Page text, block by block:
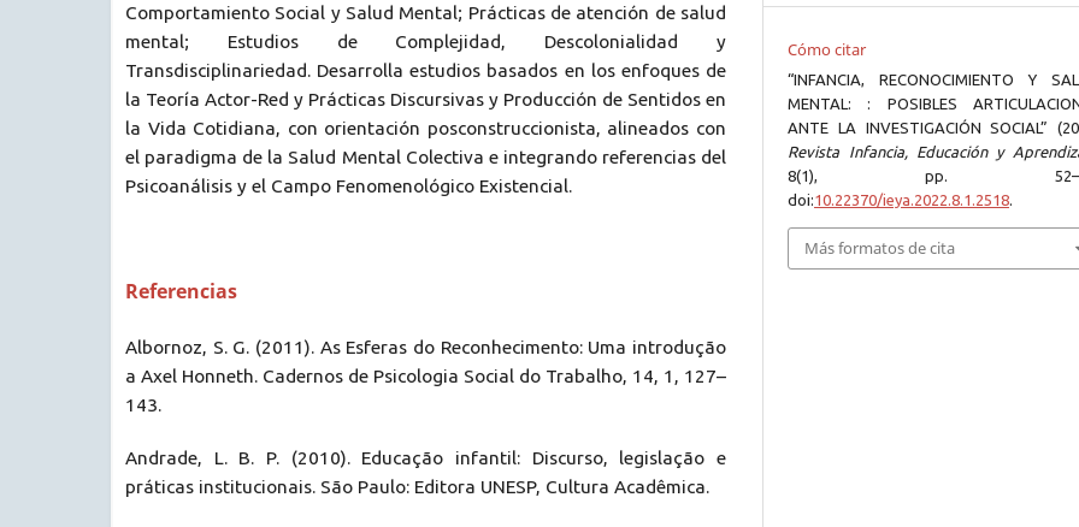
Comportamiento Social y Salud Mental; Prácticas de atención de salud
mental; Estudios de Complejidad, Descolonialidad y
Transdisciplinariedad. Desarrolla estudios basados en los enfoques de
la Teoría Actor-Red y Prácticas Discursivas y Producción de Sentidos en
la Vida Cotidiana, con orientación posconstruccionista, alineados con
el paradigma de la Salud Mental Colectiva e integrando referencias del
Psicoanálisis y el Campo Fenomenológico Existencial.
Referencias
Albornoz, S. G. (2011). As Esferas do Reconhecimento: Uma introdução
a Axel Honneth. Cadernos de Psicologia Social do Trabalho, 14, 1, 127–
143.
Andrade, L. B. P. (2010). Educação infantil: Discurso, legislação e
práticas institucionais. São Paulo: Editora UNESP, Cultura Acadêmica.
Cómo citar
“INFANCIA, RECONOCIMIENTO Y
MENTAL: : POSIBLES
ANTE LA INVESTIGACIÓN SOCIAL”
Revista Infancia, Educación y
8(1), pp.
doi:10.22370/ieya.2022.8.1.2518.
Más formatos de cita